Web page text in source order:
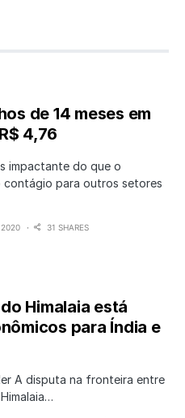
de 14 meses em
4,76
impactante do que o
para outros setores
2020
31 SHARES
Himalaia está
para Índia e
A disputa na fronteira entre